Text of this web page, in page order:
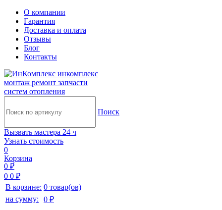
О компании
Гарантия
Доставка и оплата
Отзывы
Блог
Контакты
инкомплекс
монтаж ремонт запчасти
систем отопления
Поиск
Вызвать мастера 24 ч
Узнать стоимость
0
Корзина
0 ₽
0 0 ₽
В корзине: 0 товар(ов)
на сумму:
0 ₽